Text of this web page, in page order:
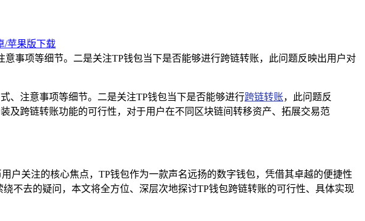
/苹果版下载
事项等细节。二是关注TP钱包当下是否能够进行跨链转账，此问题反映出用户对
、注意事项等细节。二是关注TP钱包当下是否能够进行跨链转账，此问题反
及跨链转账功能的可行性，对于用户在不同区块链间转移资产、拓展交易范
户关注的核心焦点，TP钱包作为一款声名远扬的数字钱包，凭借其卓越的便捷性
不去的疑问，本文将全方位、深层次地探讨TP钱包跨链转账的可行性、具体实现